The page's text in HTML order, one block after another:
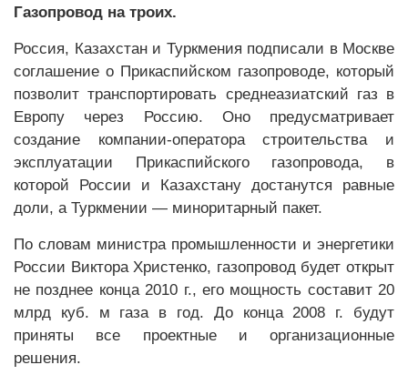
Газопровод на троих.
Россия, Казахстан и Туркмения подписали в Москве
соглашение о Прикаспийском газопроводе, который
позволит транспортировать среднеазиатский газ в
Европу через Россию. Оно предусматривает
создание компании-оператора строительства и
эксплуатации Прикаспийского газопровода, в
которой России и Казахстану достанутся равные
доли, а Туркмении — миноритарный пакет.
По словам министра промышленности и энергетики
России Виктора Христенко, газопровод будет открыт
не позднее конца 2010 г., его мощность составит 20
млрд куб. м газа в год. До конца 2008 г. будут
приняты все проектные и организационные
решения.